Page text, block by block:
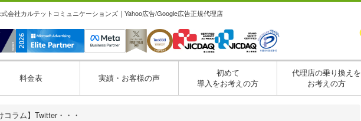
会社カルテットコミュニケーションズ｜Yahoo広告/Google広告正規代理店
料金表 実績・お客様の声
初めて
導入をお考えの方
代理店の乗り換えを
お考えの方
コラム】Twitter・・・